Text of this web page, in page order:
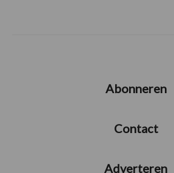
Abonneren
Contact
Adverteren